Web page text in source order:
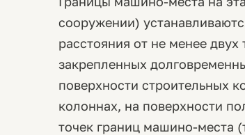
сооружении)
расстояния от не менее
закрепленных
поверхности строительных
колоннах, на поверхности
точек границ машино-места